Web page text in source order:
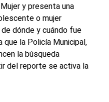
y presenta una
o mujer
dónde y cuándo fue
la Policía Municipal,
la búsqueda
del reporte se activa la